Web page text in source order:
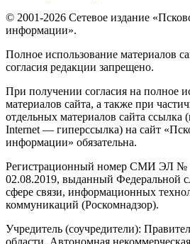
© 2001-2026 Сетевое издание
информации».
Полное использование материалов
согласия редакции запрещено.
При получении согласия на полное
материалов сайта, а также при
отдельных материалов сайта ссылка
Internet — гиперссылка) на сайт
информации» обязательна.
Регистрационный номер СМИ ЭЛ №
02.08.2019, выданный Федеральной
сфере связи, информационных
коммуникаций (Роскомнадзор).
Учредитель (соучредители):
области, Автономная